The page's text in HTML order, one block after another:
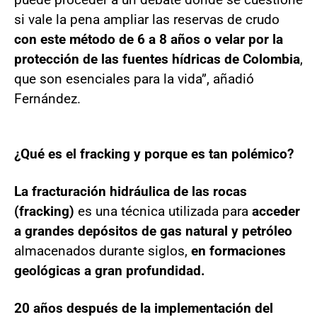
si vale la pena ampliar las reservas de crudo
con este método de 6 a 8 años o velar por la
protección de las fuentes hídricas de Colombia,
que son esenciales para la vida”, añadió
Fernández.
¿Qué es el fracking y porque es tan polémico?
La fracturación hidráulica de las rocas
(fracking) es una técnica utilizada para acceder
a grandes depósitos de gas natural y petróleo
almacenados durante siglos, en formaciones
geológicas a gran profundidad.
20 años después de la implementación del